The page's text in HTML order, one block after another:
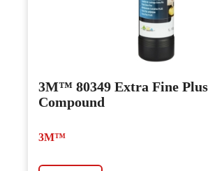
3M™ 80349 Extra Fine
Compound
3M™